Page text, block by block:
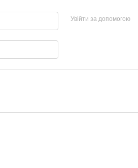
Увійти за допомогою